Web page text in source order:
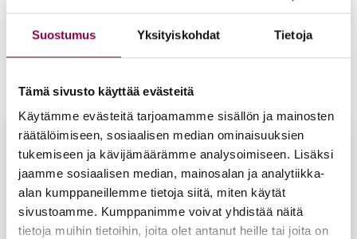
Suostumus Yksityiskohdat Tietoja
Tämä sivusto käyttää evästeitä
Käytämme evästeitä tarjoamamme sisällön ja mainosten
räätälöimiseen, sosiaalisen median ominaisuuksien
tukemiseen ja kävijämäärämme analysoimiseen. Lisäksi
jaamme sosiaalisen median, mainosalan ja analytiikka-
alan kumppaneillemme tietoja siitä, miten käytät
sivustoamme. Kumppanimme voivat yhdistää näitä
tietoja muihin tietoihin, joita olet antanut heille tai joita on
Iloi­set Var­paat -hal­kea­ma­voi­de 75 ml
Lisää ostoskoriin